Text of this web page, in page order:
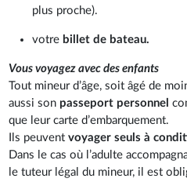
plus proche).
votre billet de bateau.
Vous voyagez avec des enfants
Tout mineur d’âge, soit âgé de
aussi son passeport personnel
que leur carte d’embarquement.
Ils peuventvoyager seuls à
Dans le cas où l’adulte
le tuteur légal du mineur, il est